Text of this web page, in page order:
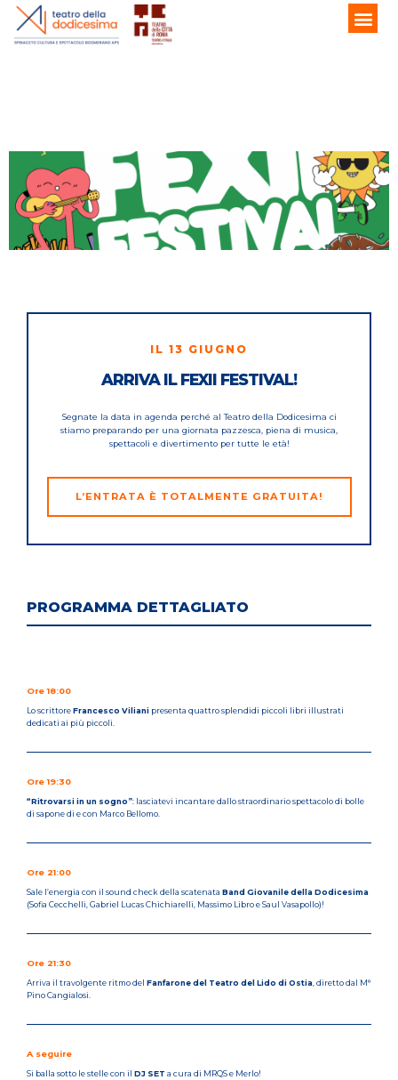
IL 13 GIUGNO
ARRIVA IL FEXII FESTIVAL!
Segnate la data in agenda perché al Teatro della Dodicesima ci
stiamo preparando per una giornata pazzesca, piena di musica,
spettacoli e divertimento per tutte le età!
L’ENTRATA È TOTALMENTE GRATUITA!
PROGRAMMA DETTAGLIATO
Ore 18:00
Lo scrittoreFrancesco Viliani presenta quattro splendidi piccoli libri illustrati
dedicati ai più piccoli.
Ore 19:30
“Ritrovarsi in un sogno”: lasciatevi incantare dallo straordinario spettacolo di bolle
di sapone di e con Marco Bellomo.
Ore 21:00
Sale l’energia con il sound check della scatenata Band Giovanile della Dodicesima
(Sofia Cecchelli, Gabriel Lucas Chichiarelli, Massimo Libro e Saul Vasapollo)!
Ore 21:30
Arriva il travolgente ritmo del Fanfarone del Teatro del Lido di Ostia, diretto dal M°
Pino Cangialosi.
A seguire
Si balla sotto le stelle con il DJ SET a cura di MRQS e Merlo!